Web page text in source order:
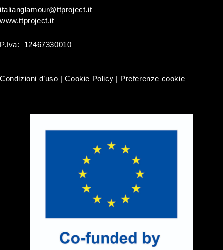
italianglamour@ttproject.it
www.ttproject.it
P.Iva: 12467330010
Condizioni d’uso |Cookie Policy | Preferenze cookie